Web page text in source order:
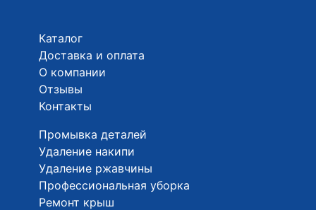
Каталог
Доставка и оплата
О компании
Отзывы
Контакты
Промывка деталей
Удаление накипи
Удаление ржавчины
Профессиональная уборка
Ремонт крыш